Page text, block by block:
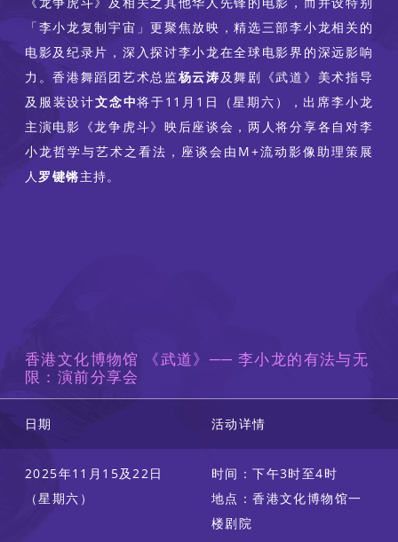
「李小龙复制宇宙」更聚焦放映，精选三部李小龙相关的
电影及纪录片，深入探讨李小龙在全球电影界的深远影响
力。香港舞蹈团艺术总监杨云涛及舞剧《武道》美术指导
及服装设计文念中将于11月1日（星期六），出席李小龙
主演电影《龙争虎斗》映后座谈会，两人将分享各自对李
小龙哲学与艺术之看法，座谈会由M+流动影像助理策展
人 罗键锵主持。
香港文化博物馆 《武道》── 李小龙的有法与无
限：演前分享会
日期 活动详情
2025年11月15及22日
（星期六）
时间：下午3时至4时
地点：香港文化博物馆一
楼剧院